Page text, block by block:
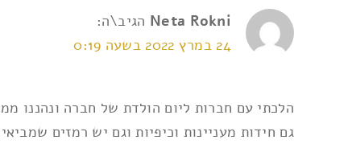
Neta Rokni הגיב\ה:
24 במרץ 2022 בשעה 0:19
הלכתי עם חברות ליום הולדת של חברה ונהננו
גם חידות מעניינות וכיפיות וגם יש רמזים